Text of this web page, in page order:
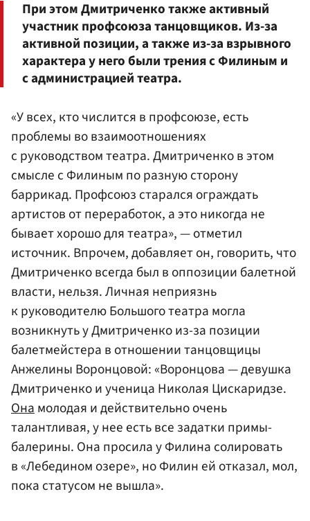
При этом Дмитриченко также активный
участник профсоюза танцовщиков. Из-за
активной позиции, а также из-за взрывного
характера у него были трения с Филиным и
с администрацией театра.
«У всех, кто числится в профсоюзе, есть
проблемы во взаимоотношениях
с руководством театра. Дмитриченко в этом
смысле с Филиным по разную сторону
баррикад. Профсоюз старался ограждать
артистов от переработок, а это никогда не
бывает хорошо для театра», — отметил
источник. Впрочем, добавляет он, говорить, что
Дмитриченко всегда был в оппозиции балетной
власти, нельзя. Личная неприязнь
к руководителю Большого театра могла
возникнуть у Дмитриченко из-за позиции
балетмейстера в отношении танцовщицы
Анжелины Воронцовой: «Воронцова — девушка
Дмитриченко и ученица Николая Цискаридзе.
Онамолодая и действительно очень
талантливая, у нее есть все задатки примы-
балерины. Она просила у Филина солировать
в «Лебедином озере», но Филин ей отказал, мол,
пока статусом не вышла».